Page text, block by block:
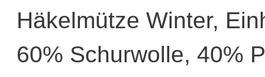
Häkelmütze Winter,
60% Schurwolle, 40%